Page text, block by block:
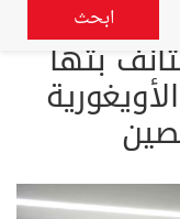
ابحث
بثها